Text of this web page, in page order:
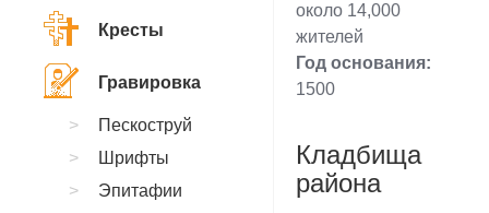
около 14,000
жителей
Год основания:
1500
Кладбища
района
Кресты
Гравировка
Пескоструй
Шрифты
Эпитафии